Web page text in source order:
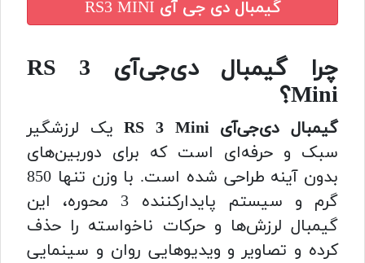
گیمبال دی جی آی RS3 MINI
چرا گیمبال دی‌جی‌آی RS 3
Mini؟
گیمبال دی‌جی‌آی RS 3 Mini
یک لرزشگیر
سبک و حرفه‌ای است که برای دوربین‌های
بدون آینه طراحی شده است. با وزن تنها 850
گرم و سیستم پایدارکننده 3 محوره، این
گیمبال لرزش‌ها و حرکات ناخواسته را حذف
کرده و تصاویر و ویدیوهایی روان و سینمایی